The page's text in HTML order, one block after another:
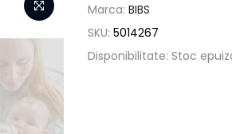
Marca: BIBS
SKU: 5014267
Disponibilitate: Stoc